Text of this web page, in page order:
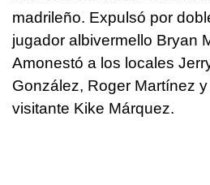
madrileño. Expulsó por
jugador albivermello Bryan
Amonestó a los locales
González, Roger Martínez
visitante Kike Márquez.